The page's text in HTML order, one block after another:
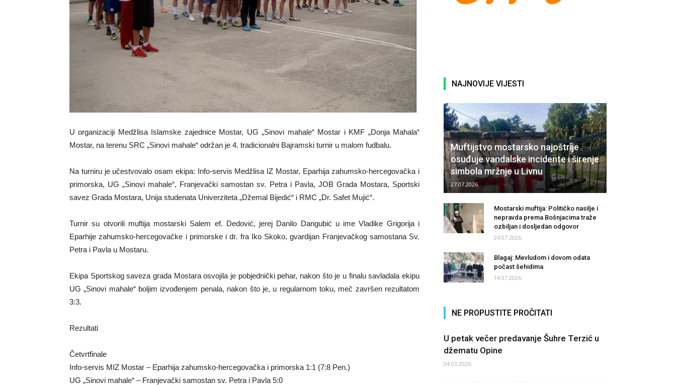
U organizaciji Medžlisa Islamske zajednice Mostar, UG „Sinovi mahale“ Mostar i KMF „Donja Mahala“
Mostar, na terenu SRC „Sinovi mahale“ održan je 4. tradicionalni Bajramski turnir u malom fudbalu.
Na turniru je učestvovalo osam ekipa: Info-servis Medžlisa IZ Mostar, Eparhija zahumsko-hercegovačka i
primorska, UG „Sinovi mahale“, Franjevački samostan sv. Petra i Pavla, JOB Grada Mostara, Sportski
savez Grada Mostara, Unija studenata Univerziteta „Džemal Bijedić“ i RMC „Dr. Safet Mujić“.
Turnir su otvorili muftija mostarski Salem ef. Dedović, jerej Danilo Dangubić u ime Vladike Grigorija i
Eparhije zahumsko-hercegovačke i primorske i dr. fra Iko Skoko, gvardijan Franjevačkog samostana Sv.
Petra i Pavla u Mostaru.
Ekipa Sportskog saveza grada Mostara osvojila je pobjednički pehar, nakon što je u finalu savladala ekipu
UG „Sinovi mahale“ boljim izvođenjem penala, nakon što je, u regularnom toku, meč završen rezultatom
3:3.
Rezultati
Četvrtfinale
Info-servis MIZ Mostar – Eparhija zahumsko-hercegovačka i primorska 1:1 (7:8 Pen.)
UG „Sinovi mahale“ – Franjevački samostan sv. Petra i Pavla 5:0
NAJNOVIJE VIJESTI
Muftijstvo mostarsko najoštrije
osuđuje vandalske incidente i širenje
simbola mržnje u Livnu
27.07.2026.
Mostarski muftija: Političko nasilje i
nepravda prema Bošnjacima traže
ozbiljan i dosljedan odgovor
24.07.2026.
Blagaj: Mevludom i dovom odata
počast šehidima
14.07.2026.
NE PROPUSTITE PROČITATI
U petak večer predavanje Šuhre Terzić u
džematu Opine
04.03.2026.